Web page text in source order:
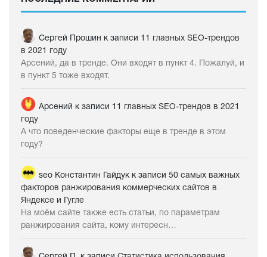
Сергей Прошин к записи 11 главных SEO-трендов
в 2021 году
Арсений, да в тренде. Они входят в пункт 4. Пожалуй, и
в пункт 5 тоже входят.
Арсений к записи 11 главных SEO-трендов в 2021
году
А что поведенческие факторы еще в тренде в этом
году?
seo Константин Гайдук к записи 50 самых важных
факторов ранжирования коммерческих сайтов в
Яндексе и Гугле
На моём сайте также есть статьи, по параметрам
ранжирования сайта, кому интересн…